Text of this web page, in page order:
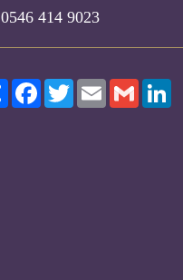
0546 414 9023
Paylaş FacebookTwitter Email Gmail